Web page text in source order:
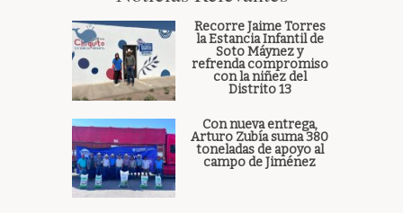
Recorre Jaime Torres
la Estancia Infantil de
Soto Máynez y
refrenda compromiso
con la niñez del
Distrito 13
Con nueva entrega,
Arturo Zubía suma 380
toneladas de apoyo al
campo de Jiménez